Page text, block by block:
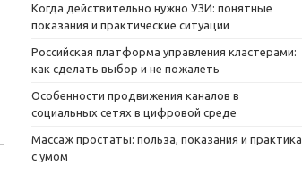
Когда действительно нужно УЗИ: понятные
показания и практические ситуации
Российская платформа управления кластерами:
как сделать выбор и не пожалеть
Особенности продвижения каналов в
социальных сетях в цифровой среде
Массаж простаты: польза, показания и практика
с умом